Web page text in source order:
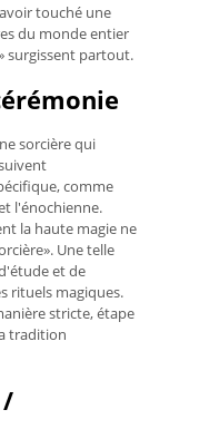
touché une
du monde entier
surgissent partout.
sorcière qui
comme
l'énochienne.
la haute magie ne
Une telle
et de
rituels magiques.
stricte, étape
tradition
/